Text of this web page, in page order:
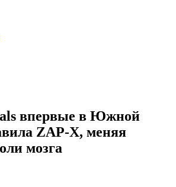
впервые в Южной
ила ZAP-X, меняя
мозга